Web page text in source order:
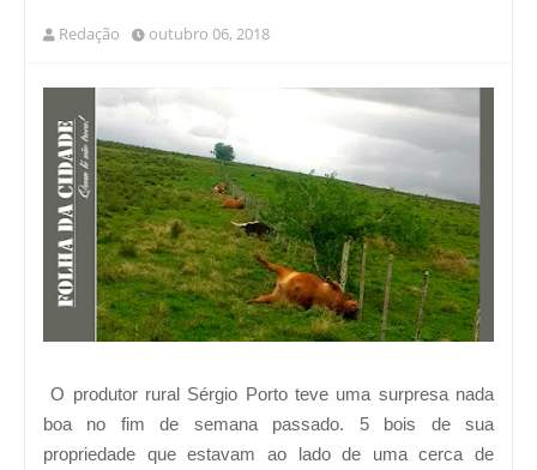
Redação outubro 06, 2018
O produtor rural Sérgio Porto teve uma surpresa nada
boa no fim de semana passado. 5 bois de sua
propriedade que estavam ao lado de uma cerca de